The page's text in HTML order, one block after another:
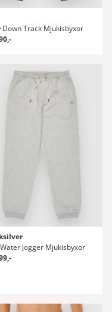
Down Track Mjukisbyxor
Jogger Mjukisbyxor